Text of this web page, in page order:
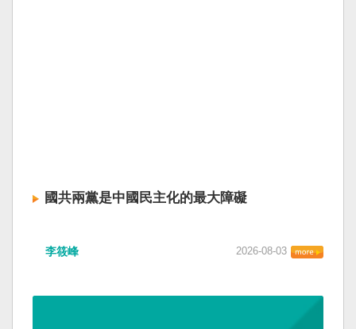
國共兩黨是中國民主化的最大障礙
李筱峰 2026-08-03